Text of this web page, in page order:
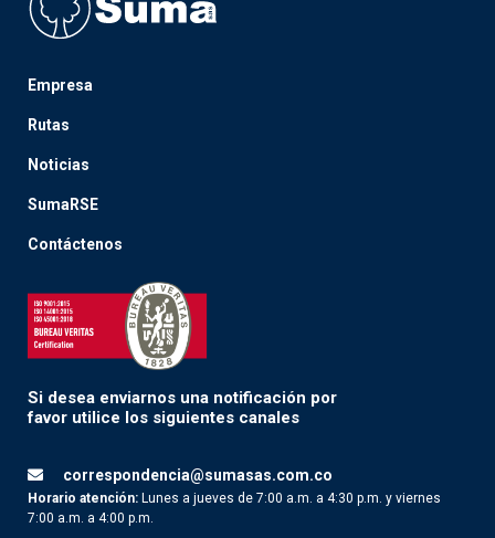
Empresa
Rutas
Noticias
SumaRSE
Contáctenos
Si desea enviarnos una notificación por
favor utilice los siguientes canales
correspondencia@sumasas.com.co
Horario atención: Lunes a jueves de 7:00 a.m. a 4:30 p.m. y viernes
7:00 a.m. a 4:00 p.m.